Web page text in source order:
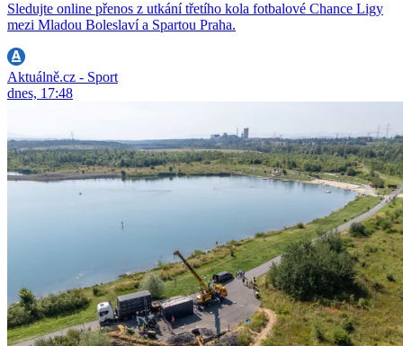
Sledujte online přenos z utkání třetího kola fotbalové Chance Ligy
mezi Mladou Boleslaví a Spartou Praha.
Aktuálně.cz - Sport
dnes, 17:48